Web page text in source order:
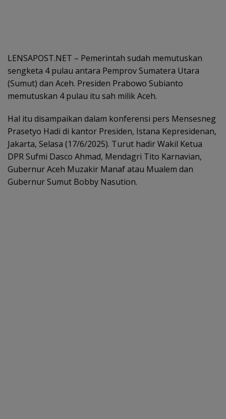
LENSAPOST.NET – Pemerintah sudah memutuskan
sengketa 4 pulau antara Pemprov Sumatera Utara
(Sumut) dan Aceh. Presiden Prabowo Subianto
memutuskan 4 pulau itu sah milik Aceh.
Hal itu disampaikan dalam konferensi pers Mensesneg
Prasetyo Hadi di kantor Presiden, Istana Kepresidenan,
Jakarta, Selasa (17/6/2025). Turut hadir Wakil Ketua
DPR Sufmi Dasco Ahmad, Mendagri Tito Karnavian,
Gubernur Aceh Muzakir Manaf atau Mualem dan
Gubernur Sumut Bobby Nasution.